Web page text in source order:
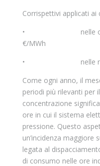
Corrispettivi applicati ai
• nelle ore di
€/MWh
• nelle
Come ogni anno, il
periodi più rilevanti per
concentrazione
ore in cui il sistema
pressione. Questo
un’incidenza maggiore
legata al
di consumo nelle ore